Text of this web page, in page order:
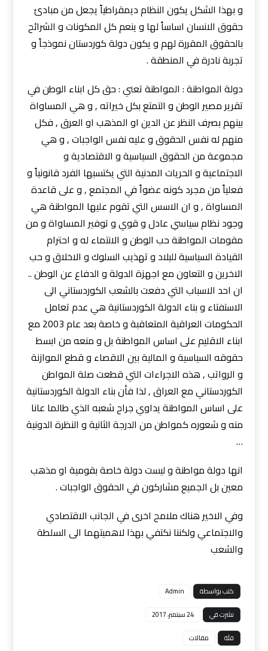
و بهذا الشكل يكون النظام ديمقراطياً يجعل من مبادئ
حقوق الانسان اساساً لها و ينعم كل المكونات و الشرائح
بالحقوق المقررة لهم و يكون دولة كوردستان نموذجاً و
تجربة نادرة في المنطقة .
دولة المواطنة : المواطنة تعني : حق كل ابناء الوطن في
تقرير مصير الوطن و التمتع بكل خيراته , و هي المساواة
بينهم بصرف النظر عن الدين او المذهب او العرق , فكل
منهم له نفس الحقوق و عليه نفس الواجبات , و هي
مجموعة من الحقوق السياسية و الاقتصادية و
الاجتماعية و الحريات المدنية التي يكتسبها الفرد قانونياً و
فعلياً من مجرد كونه عضواً في المجتمع , و على قاعدة
المساواة , و ان الاسس التي تقوم عليها المواطنة هي
وجود نظام سياسي عادل و قوي و توفير المساواة و من
مقومات المواطنة حب الوطن و الانتماء له و احترام
القيادة السياسية للبلاد و تهذيب السلوك و الاخلاق و حب
الاخرين و التعاون مع اجهزة الدولة و الدفاع عن الوطن ..
ان احد الاسباب التي دفعت بالشعب الكوردستاني الى
الاستفتاء و بناء الدولة الكوردستانية هي عدم تعامل
الحكومات العراقية المتعاقبة و خاصة بعد عام 2003 مع
ابناء الاقليم على اساس المواطنة بل و منعه من ابسط
حقوقه السياسية و المالية بين الاقصاء و قطع الموازنة
و الرواتب , هذه الاجراءات التي قطعت صلة المواطن
الكوردستاني مع العراق , لذا فأن بناء الدولة الكوردستانية
على اساس المواطنة يداوي جراح شعبه الذي طالما عانا
منه و شعوره كمواطن من الدرجة الثانية و النظرة الدونية
…
انها دولة مواطنة و ليست دولة خاصة بقومية او مذهب
معين بل الجميع مشاركون في الحقوق الواجبات .
وفي الاخير هناك ملامح اخرى في الجانب الاقتصادي
والاجتماعي ولكننا نكتفي بهذا لاهميتهما الى السلطة
والشعب
كتب بواسطة
Admin
نشرت في
24 سبتمبر، 2017
فئة
مقالات